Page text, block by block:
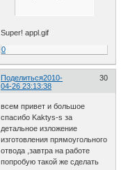
Super! appl.gif
0
Поделиться 30
2010-
04-26 23:13:38
всем привет и большое
спасибо Kaktys-s за
детальное изложение
изготовления прямоугольного
отвода ,завтра на работе
попробую такой же сделать